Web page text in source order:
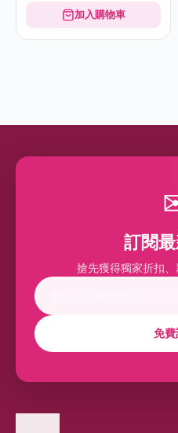
加入購物車
訂閱
搶先獲得獨家折扣
免